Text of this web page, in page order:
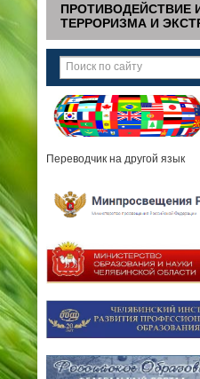
ПРОТИВОДЕЙСТВИЕ
ТЕРРОРИЗМА И
Переводчик на другой язык